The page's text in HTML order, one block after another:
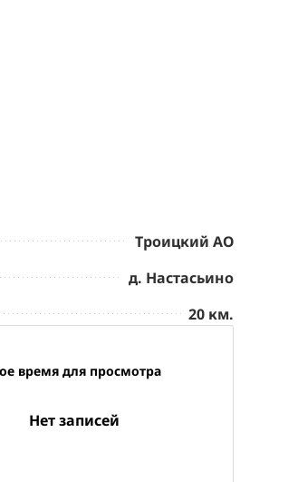
Троицкий АО
д. Настасьино
20 км.
время для просмотра
Нет записей